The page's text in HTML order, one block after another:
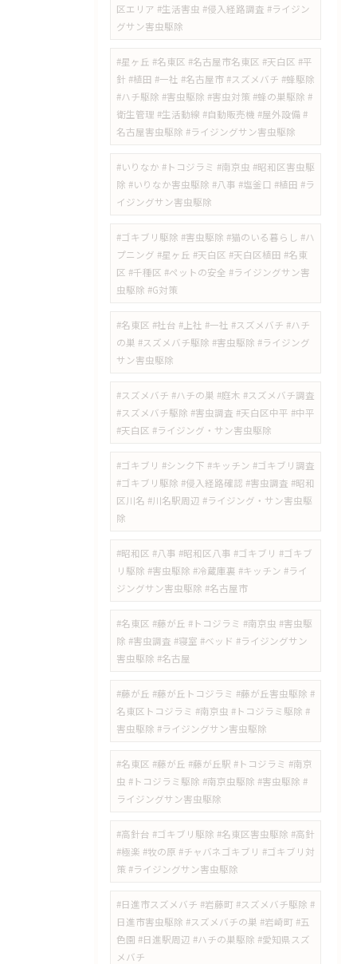
区エリア #生活害虫 #侵入経路調査 #ライジン
グサン害虫駆除
#星ヶ丘 #名東区 #名古屋市名東区 #天白区 #平
針 #植田 #一社 #名古屋市 #スズメバチ #蜂駆除
#ハチ駆除 #害虫駆除 #害虫対策 #蜂の巣駆除 #
衛生管理 #生活動線 #自動販売機 #屋外設備 #
名古屋害虫駆除 #ライジングサン害虫駆除
#いりなか #トコジラミ #南京虫 #昭和区害虫駆
除 #いりなか害虫駆除 #八事 #塩釜口 #植田 #ラ
イジングサン害虫駆除
​#ゴキブリ駆除 #害虫駆除 #猫のいる暮らし #ハ
プニング #星ヶ丘 #天白区 #天白区植田 #名東
区 #千種区 #ペットの安全 #ライジングサン害
虫駆除 #G対策
#名東区 #社台 #上社 #一社 #スズメバチ #ハチ
の巣 #スズメバチ駆除 #害虫駆除 #ライジング
サン害虫駆除
#スズメバチ #ハチの巣 #庭木 #スズメバチ調査
#スズメバチ駆除 #害虫調査 #天白区中平 #中平
#天白区 #ライジング・サン害虫駆除
#ゴキブリ #シンク下 #キッチン #ゴキブリ調査
#ゴキブリ駆除 #侵入経路確認 #害虫調査 #昭和
区川名 #川名駅周辺 #ライジング・サン害虫駆
除
#昭和区 #八事 #昭和区八事 #ゴキブリ #ゴキブ
リ駆除 #害虫駆除 #冷蔵庫裏 #キッチン #ライ
ジングサン害虫駆除 #名古屋市
#名東区 #藤が丘 #トコジラミ #南京虫 #害虫駆
除 #害虫調査 #寝室 #ベッド #ライジングサン
害虫駆除 #名古屋
#藤が丘 #藤が丘トコジラミ #藤が丘害虫駆除 #
名東区トコジラミ #南京虫 #トコジラミ駆除 #
害虫駆除 #ライジングサン害虫駆除
#名東区 #藤が丘 #藤が丘駅 #トコジラミ #南京
虫 #トコジラミ駆除 #南京虫駆除 #害虫駆除 #
ライジングサン害虫駆除
#高針台 #ゴキブリ駆除 #名東区害虫駆除 #高針
#極楽 #牧の原 #チャバネゴキブリ #ゴキブリ対
策 #ライジングサン害虫駆除
#日進市スズメバチ #岩藤町 #スズメバチ駆除 #
日進市害虫駆除 #スズメバチの巣 #岩崎町 #五
色園 #日進駅周辺 #ハチの巣駆除 #愛知県スズ
メバチ